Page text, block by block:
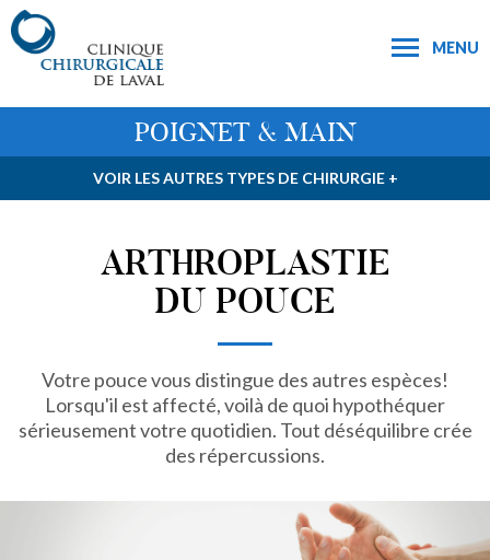
MENU
POIGNET & MAIN
VOIR LES AUTRES TYPES DE CHIRURGIE +
ARTHROPLASTIE
DU POUCE
Votre pouce vous distingue des autres espèces!
Lorsqu'il est affecté, voilà de quoi hypothéquer
sérieusement votre quotidien. Tout déséquilibre crée
des répercussions.